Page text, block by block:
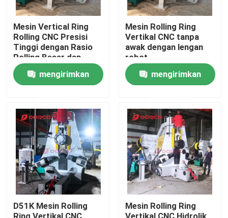
Hubungi kami
Berita
blog
Quote request suatu
Mesin Rolling Ring
Mesin Vertical Ring
Rolling CNC Presisi
Tinggi dengan Rasio
Rolling Besar dan
Kontrol Hidrolik CNC
untuk Cincin Kompleks
mengirimkan
Mesin Rolling Ring
Vertikal CNC tanpa
awak dengan lengan
robot
pengisian/pengungsian
untuk Rolling Batch
mengirimkan
D51K Mesin Rolling
Ring Vertikal CNC
Mesin Rolling Ring
Vertikal CNC Hidrolik